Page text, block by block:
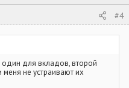
#4
для вкладов, второй
не устраивают их